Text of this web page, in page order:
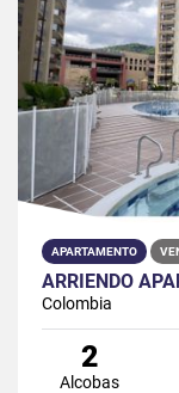
APARTAMENTO
ARRIENDO
Colombia
2
Alcobas